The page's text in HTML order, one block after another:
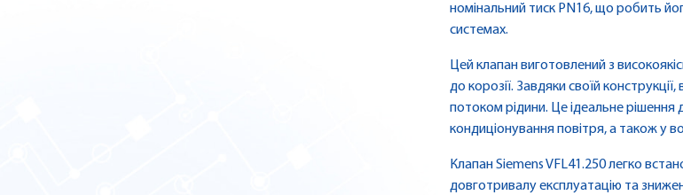
номінальний тиск PN16, що робить
системах.
Цей клапан виготовлений з
до корозії. Завдяки своїй
потоком рідини. Це ідеальне рішення
кондиціонування повітря, а також у
Клапан Siemens VFL41.250 легко
довготривалу експлуатацію та